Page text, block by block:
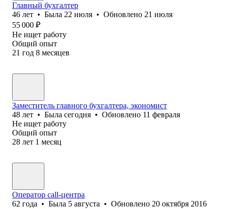
Главный бухгалтер
46 лет • Была 22 июля • Обновлено 21 июля
55 000 ₽
Не ищет работу
Общий опыт
21 год 8 месяцев
Заместитель главного бухгалтера, экономист
48 лет • Была сегодня • Обновлено 11 февраля
Не ищет работу
Общий опыт
28 лет 1 месяц
Оператор call-центра
62 года • Была 5 августа • Обновлено 20 октября 2016